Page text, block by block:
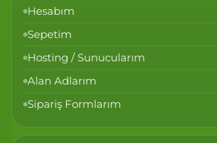
Hesabım
Sepetim
Hosting / Sunucularım
Alan Adlarım
Sipariş Formlarım